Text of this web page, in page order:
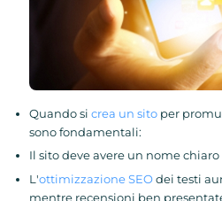
Quando si crea un sito per
sono fondamentali:
Il sito deve avere un nome
L'ottimizzazione SEOdei testi
mentre recensioni ben